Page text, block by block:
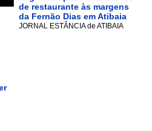
de restaurante às margens
da Fernão Dias em Atibaia
JORNAL ESTÂNCIA de ATIBAIA